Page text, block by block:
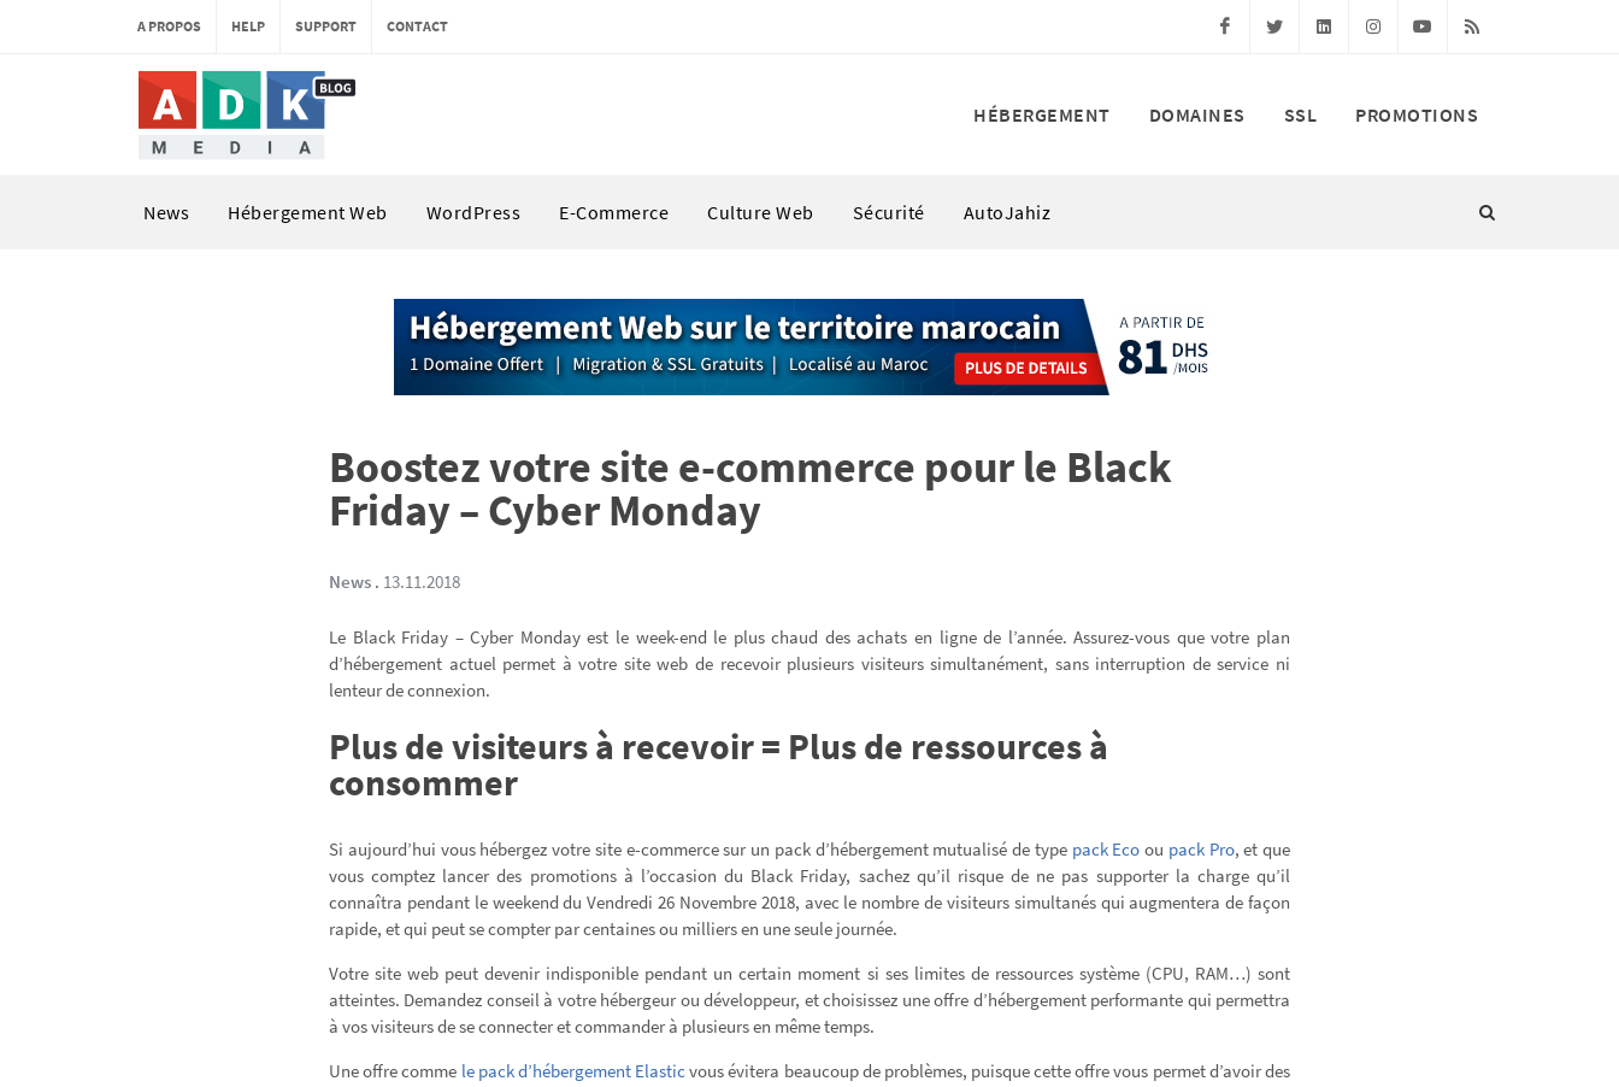
A PROPOS HELP SUPPORT CONTACT
HÉBERGEMENT DOMAINES SSL PROMOTIONS
News Hébergement Web WordPress E-Commerce Culture Web Sécurité AutoJahiz
Boostez votre site e-commerce pour le Black
Friday – Cyber Monday
News . 13.11.2018
Le Black Friday – Cyber Monday est le week-end le plus chaud des achats en ligne de l’année. Assurez-vous que votre plan
d’hébergement actuel permet à votre site web de recevoir plusieurs visiteurs simultanément, sans interruption de service ni
lenteur de connexion.
Plus de visiteurs à recevoir = Plus de ressources à
consommer
Si aujourd’hui vous hébergez votre site e-commerce sur un pack d’hébergement mutualisé de type pack Eco ou pack Pro, et que
vous comptez lancer des promotions à l’occasion du Black Friday, sachez qu’il risque de ne pas supporter la charge qu’il
connaîtra pendant le weekend du Vendredi 26 Novembre 2018, avec le nombre de visiteurs simultanés qui augmentera de façon
rapide, et qui peut se compter par centaines ou milliers en une seule journée.
Votre site web peut devenir indisponible pendant un certain moment si ses limites de ressources système (CPU, RAM…) sont
atteintes. Demandez conseil à votre hébergeur ou développeur, et choisissez une offre d’hébergement performante qui permettra
à vos visiteurs de se connecter et commander à plusieurs en même temps.
Une offre comme le pack d’hébergement Elasticvous évitera beaucoup de problèmes, puisque cette offre vous permet d’avoir des